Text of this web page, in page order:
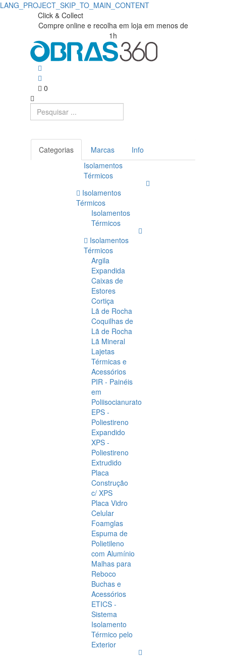
LANG_PROJECT_SKIP_TO_MAIN_CONTENT
Click & Collect
Compre online e recolha em loja em menos de
1h
0
Categorias Marcas
Info
Isolamentos
Térmicos
Isolamentos
Térmicos
Isolamentos
Térmicos
Isolamentos
Térmicos
Argila
Expandida
Caixas de
Estores
Cortiça
Lã de Rocha
Coquilhas de
Lã de Rocha
Lã Mineral
Lajetas
Térmicas e
Acessórios
PIR - Painéis
em
Poliisocianurato
EPS -
Poliestireno
Expandido
XPS -
Poliestireno
Extrudido
Placa
Construção
c/ XPS
Placa Vidro
Celular
Foamglas
Espuma de
Polietileno
com Alumínio
Malhas para
Reboco
Buchas e
Acessórios
ETICS -
Sistema
Isolamento
Térmico pelo
Exterior